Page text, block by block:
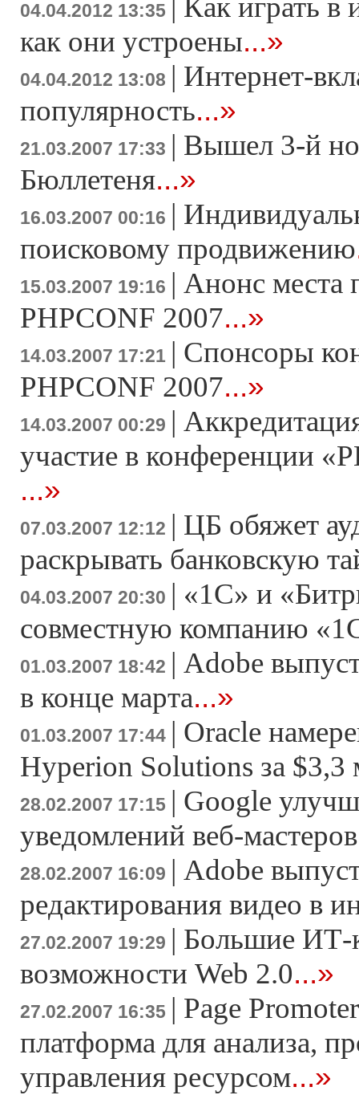
04.04.2012 13:35 | Как играть в
как они устроены...»
04.04.2012 13:08 | Интернет-
популярность...»
21.03.2007 17:33 | Вышел 3-й
Бюллетеня...»
16.03.2007 00:16 |
поисковому продвижению
15.03.2007 19:16 | Анонс места
PHPCONF 2007...»
14.03.2007 17:21 | Спонсоры
PHPCONF 2007...»
14.03.2007 00:29 |
участие в конференции
...»
07.03.2007 12:12 | ЦБ обяжет
раскрывать банковскую
04.03.2007 20:30 | «1С» и
совместную компанию
01.03.2007 18:42 | Adobe
в конце марта...»
01.03.2007 17:44 | Oracle
Hyperion Solutions за
28.02.2007 17:15 | Google
уведомлений веб-мастеров
28.02.2007 16:09 | Adobe
редактирования видео в
27.02.2007 19:29 | Большие ИТ-
возможности Web 2.0...»
27.02.2007 16:35 | Page
платформа для анализа,
управления ресурсом...»